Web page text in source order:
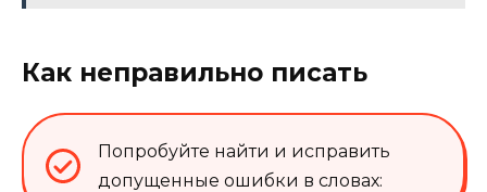
Как неправильно писать
Попробуйте найти и исправить
допущенные ошибки в словах: